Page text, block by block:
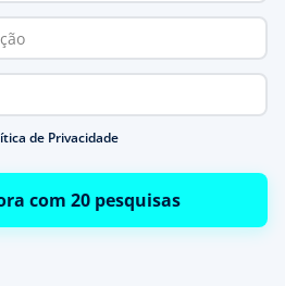
de Privacidade
com 20 pesquisas